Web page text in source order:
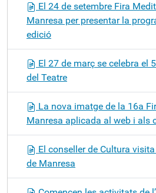
El 24 de setembre Fira
Manresa per presentar la
edició
El 27 de març se celebra el
del Teatre
La nova imatge de la 16a
Manresa aplicada al web i als
El conseller de Cultura
de Manresa